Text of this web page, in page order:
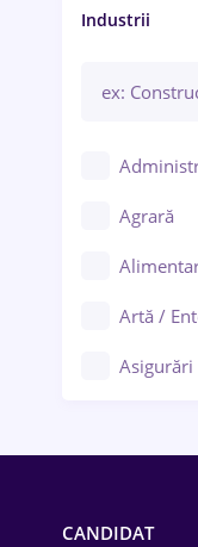
Manager
Industrii
Agrară
Artă /
Asigurări
CANDIDAT